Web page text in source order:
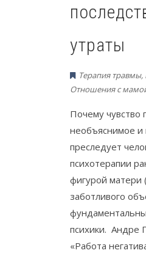
утраты
Терапия травмы,
Отношения с
Почему чувство
необъяснимое и
преследует
психотерапии
фигурой матери
заботливого
психики. Андре
«Работа